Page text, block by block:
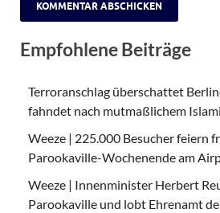
Empfohlene Beiträge
Terroranschlag überschattet
fahndet nach mutmaßlichem
Weeze | 225.000 Besucher feiern
Parookaville-Wochenende am
Weeze | Innenminister Herbert
Parookaville und lobt Ehrenamt